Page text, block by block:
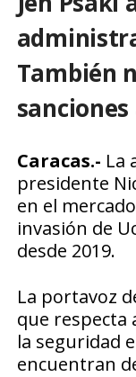
También
Caracas.- La
presidente
en el
invasión de
desde 2019.
La portavoz
que respecta
la seguridad
encuentran